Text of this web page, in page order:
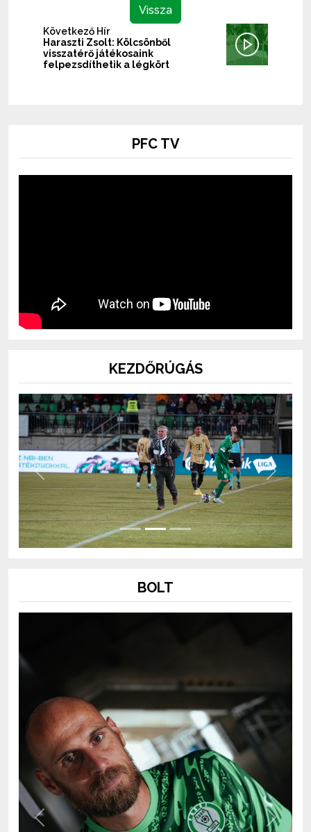
Vissza
Következő Hír
Haraszti Zsolt: Kölcsönből
visszatérő játékosaink
felpezsdíthetik a légkört
PFC TV
KEZDŐRÚGÁS
Previous Next
BOLT
Previous Next